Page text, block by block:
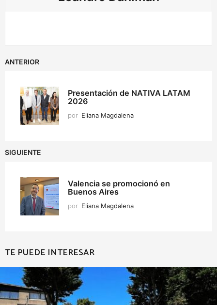
ANTERIOR
Presentación de NATIVA LATAM
2026
por Eliana Magdalena
SIGUIENTE
Valencia se promocionó en
Buenos Aires
por Eliana Magdalena
TE PUEDE INTERESAR